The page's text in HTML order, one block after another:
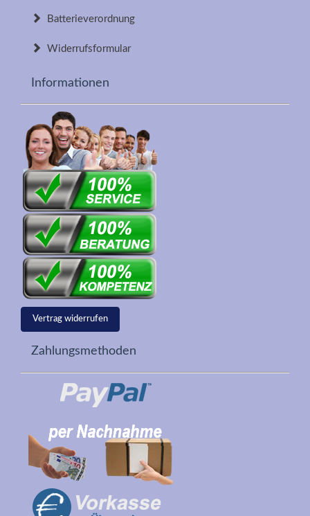
Batterieverordnung
Widerrufsformular
Informationen
Vertrag widerrufen
Zahlungsmethoden